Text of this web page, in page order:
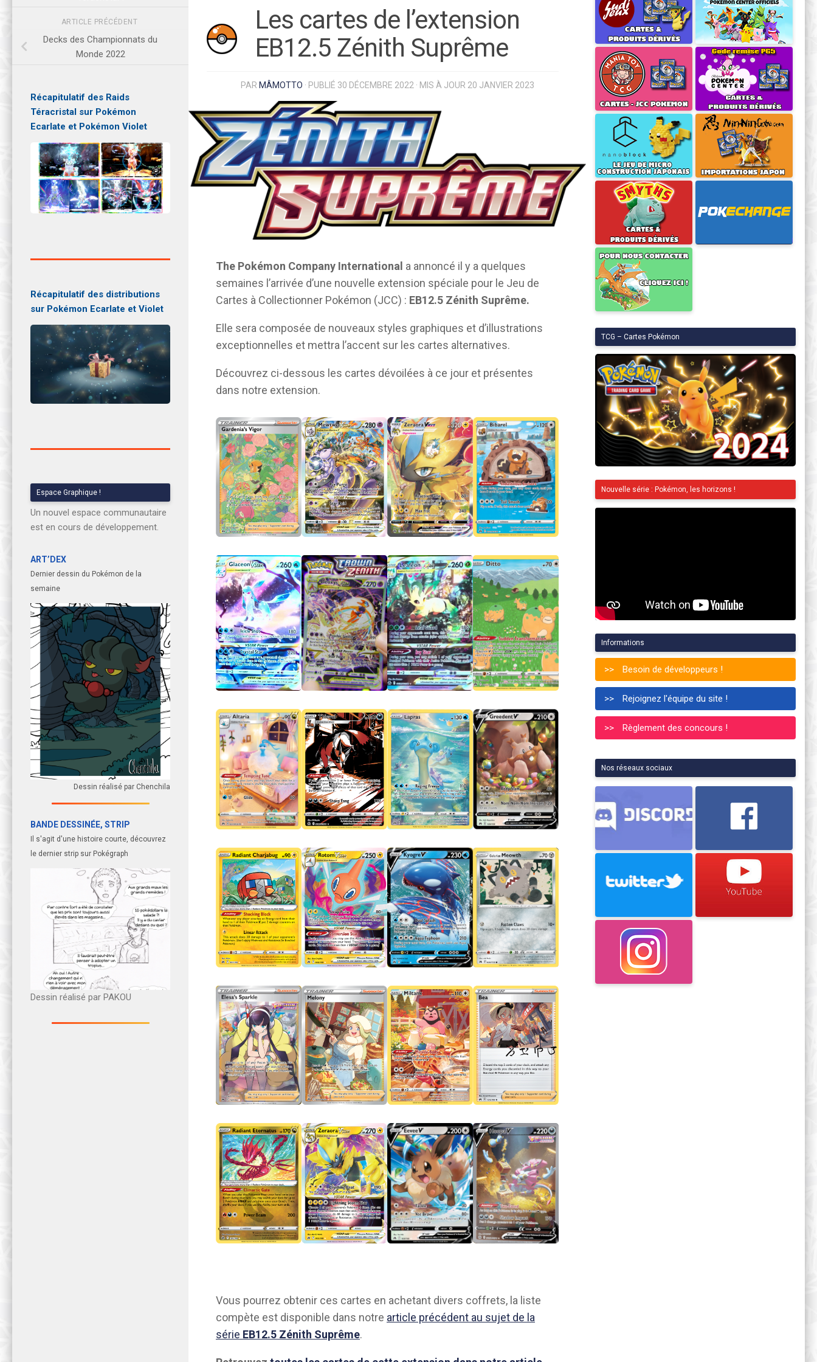
Les cartes de l’extension
EB12.5 Zénith Suprême
PAR MÂMOTTO · PUBLIÉ 30 DÉCEMBRE 2022 · MIS À JOUR 20 JANVIER 2023
The Pokémon Company International a annoncé il y a quelques
semaines l’arrivée d’une nouvelle extension spéciale pour le Jeu de
Cartes à Collectionner Pokémon (JCC) : EB12.5 Zénith Suprême.
Elle sera composée de nouveaux styles graphiques et d’illustrations
exceptionnelles et mettra l’accent sur les cartes alternatives.
Découvrez ci-dessous les cartes dévoilées à ce jour et présentes
dans notre extension.
Vous pourrez obtenir ces cartes en achetant divers coffrets, la liste
compète est disponible dans notre article précédent au sujet de la
série EB12.5 Zénith Suprême.
ARTICLE PRÉCÉDENT
Decks des Championnats du
Monde 2022
Récapitulatif des Raids
Téracristal sur Pokémon
Ecarlate et Pokémon Violet
Récapitulatif des distributions
sur Pokémon Ecarlate et Violet
Espace Graphique !
Un nouvel espace communautaire
est en cours de développement.
ART’DEX
Dernier dessin du Pokémon de la
semaine
Dessin réalisé par Chenchila
BANDE DESSINÉE, STRIP
Il s'agit d'une histoire courte, découvrez
le dernier strip sur Pokégraph
Dessin réalisé par PAKOU
TCG – Cartes Pokémon
Nouvelle série : Pokémon, les horizons !
Informations
Besoin de développeurs !
Rejoignez l'équipe du site !
Règlement des concours !
Nos réseaux sociaux